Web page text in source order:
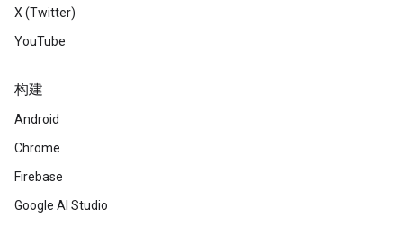
X (Twitter)
YouTube
构建
Android
Chrome
Firebase
Google AI Studio